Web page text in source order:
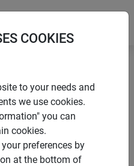
ET PORTES
COOKIES
to your needs and
we use cookies.
you can
cookies.
preferences by
at the bottom of